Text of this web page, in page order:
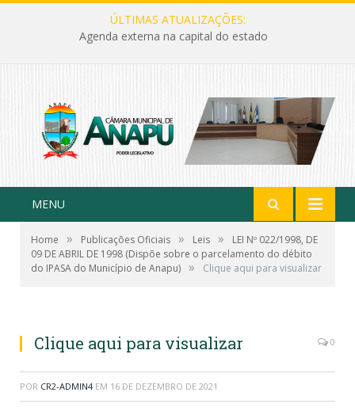
ÚLTIMAS ATUALIZAÇÕES:
Agenda externa na capital do estado
MENU
Home » Publicações Oficiais » Leis »
LEI Nº 022/1998, DE
09 DE ABRIL DE 1998 (Dispõe sobre o parcelamento do débito
do IPASA do Município de Anapu) » Clique aqui para visualizar
Clique aqui para visualizar 0
POR CR2-ADMIN4 EM 16 DE DEZEMBRO DE 2021